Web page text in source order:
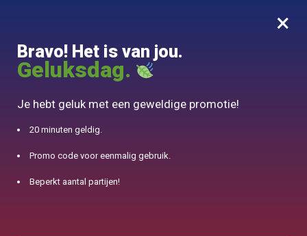
0
10% aangeboden voor 50€ aankopen met DJINN-code10
×
Bravo! Het is van jou.
Geluksdag.
Je hebt geluk met een geweldige promotie!
20 minuten geldig.
Promo code voor eenmalig gebruik.
Beperkt aantal partijen!